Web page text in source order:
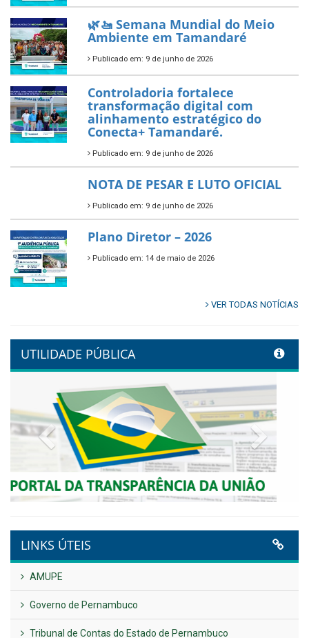
novos investimentos para
fortalecer a saúde pública do
município.
Publicado em: 10 de junho de 2026
Prefeitura de Tamandaré abre
inscrições para o Festival
Multicultural PNAB 2026
Publicado em: 9 de junho de 2026
🌳🌱 Projeto Arborização Urbana!
Publicado em: 9 de junho de 2026
🌿🚤 Semana Mundial do Meio
Ambiente em Tamandaré
alinhamento estratégico do
Conecta+ Tamandaré.
NOTA DE PESAR E LUTO OFICIAL
Publicado em: 9 de junho de 2026
Plano Diretor – 2026
Publicado em: 14 de maio de 2026
VER TODAS NOTÍCIAS
UTILIDADE PÚBLICA